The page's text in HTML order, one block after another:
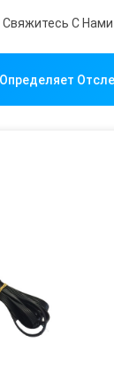
Свяжитесь С Нами